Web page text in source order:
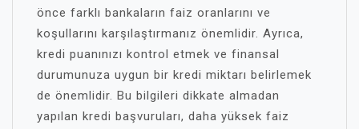
önce farklı bankaların faiz oranlarını ve
koşullarını karşılaştırmanız önemlidir. Ayrıca,
kredi puanınızı kontrol etmek ve finansal
durumunuza uygun bir kredi miktarı belirlemek
de önemlidir. Bu bilgileri dikkate almadan
yapılan kredi başvuruları, daha yüksek faiz